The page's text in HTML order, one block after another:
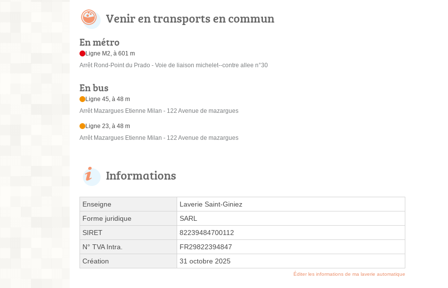
Venir en transports en commun
En métro
Ligne M2, à 601 m
Arrêt Rond-Point du Prado - Voie de liaison michelet--contre allee n°30
En bus
Ligne 45, à 48 m
Arrêt Mazargues Etienne Milan - 122 Avenue de mazargues
Ligne 23, à 48 m
Arrêt Mazargues Etienne Milan - 122 Avenue de mazargues
Informations
Enseigne
Laverie Saint-Giniez
Forme juridique
SARL
SIRET
82239484700112
N° TVA Intra.
FR29822394847
Création
31 octobre 2025
Éditer les informations de ma laverie automatique